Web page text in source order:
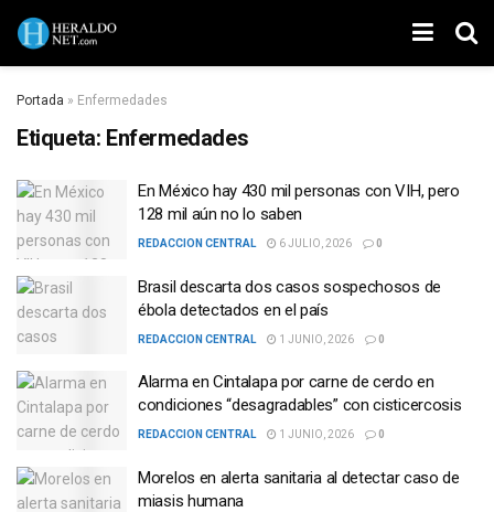
Portada » Enfermedades
Etiqueta: Enfermedades
En México hay 430 mil personas con VIH, pero
128 mil aún no lo saben
REDACCION CENTRAL 6 JULIO, 2026 0
Brasil descarta dos casos sospechosos de
ébola detectados en el país
REDACCION CENTRAL 1 JUNIO, 2026 0
Alarma en Cintalapa por carne de cerdo en
condiciones “desagradables” con cisticercosis
REDACCION CENTRAL 1 JUNIO, 2026 0
Morelos en alerta sanitaria al detectar caso de
miasis humana